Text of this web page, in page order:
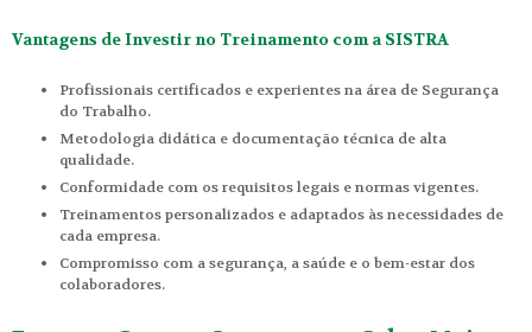
Vantagens de Investir no Treinamento com a SISTRA
Profissionais certificados e experientes na área de Segurança
do Trabalho.
Metodologia didática e documentação técnica de alta
qualidade.
Conformidade com os requisitos legais e normas vigentes.
Treinamentos personalizados e adaptados às necessidades de
cada empresa.
Compromisso com a segurança, a saúde e o bem-estar dos
colaboradores.